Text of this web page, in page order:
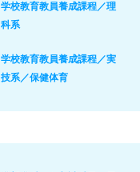
学校教育教員養成課程／理
科系
学校教育教員養成課程／実
技系／保健体育